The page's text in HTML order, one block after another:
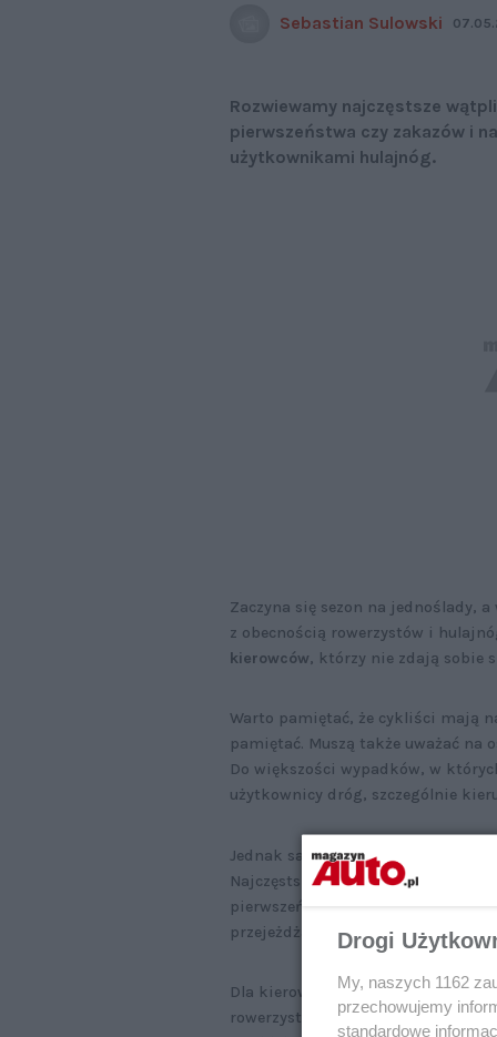
Sebastian Sulowski
Rozwiewamy najczęstsze
pierwszeństwa czy zakazów i
użytkownikami hulajnóg.
Zaczyna się sezon na jednoślady,
z obecnością rowerzystów i
kierowców, którzy nie zdają sobie
Warto pamiętać, że cykliści mają
pamiętać. Muszą także uważać na
Do większości wypadków, w
użytkownicy dróg, szczególnie
Jednak samicykliści nie zawsze
Najczęstszymi przyczynami
pierwszeństwa przejazdu,
przejeżdżanie przejść dla pieszych.
Dla kierowców problemem jest
rowerzystów. Można je kupić
Drogi
My, naszych 1162
przechowujemy
standardowe